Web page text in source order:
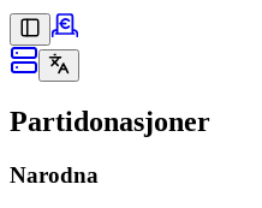
Partidonasjoner
Narodna